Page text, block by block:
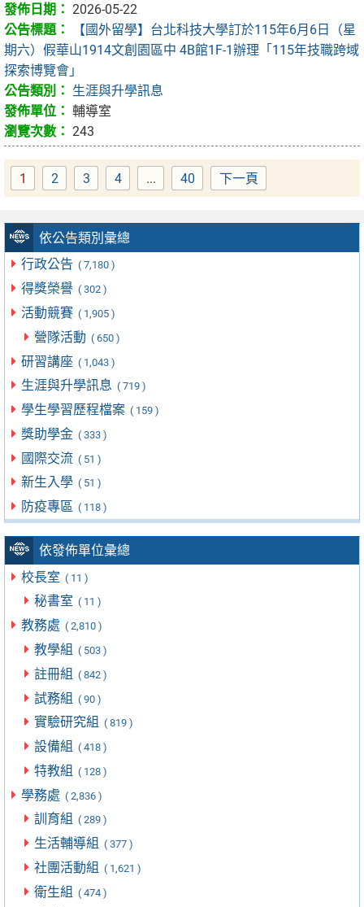
依公告類別彙總
行政公告 ( 7,180 )
得獎榮譽 ( 302 )
活動競賽 ( 1,905 )
營隊活動 ( 650 )
研習講座 ( 1,043 )
生涯與升學訊息 ( 719 )
學生學習歷程檔案 ( 159 )
獎助學金 ( 333 )
國際交流 ( 51 )
新生入學 ( 51 )
防疫專區 ( 118 )
依發佈單位彙總
校長室 ( 11 )
秘書室 ( 11 )
教務處 ( 2,810 )
教學組 ( 503 )
註冊組 ( 842 )
試務組 ( 90 )
實驗研究組 ( 819 )
設備組 ( 418 )
特教組 ( 128 )
學務處 ( 2,836 )
訓育組 ( 289 )
生活輔導組 ( 377 )
社團活動組 ( 1,621 )
衛生組 ( 474 )
2026-05-22
【國外留學】台北科技大學訂於115年6月6日（星
期六）假華山1914文創園區中 4B館1F-1辦理「115年技職跨域
探索博覽會」
生涯與升學訊息
輔導室
243
Page
1 Page
2 Page
3 Page
4 ... Page
40 下一頁